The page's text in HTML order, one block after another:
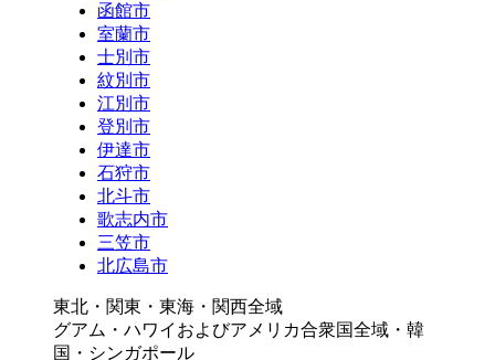
函館市
室蘭市
士別市
紋別市
江別市
登別市
伊達市
石狩市
北斗市
歌志内市
三笠市
北広島市
東北・関東・東海・関西全域
グアム・ハワイおよびアメリカ合衆国全域・韓
国・シンガポール